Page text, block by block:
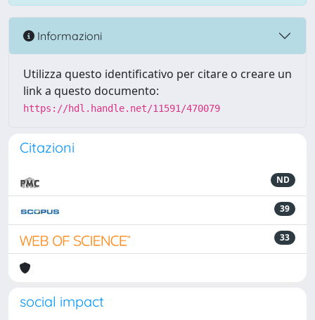
Informazioni
Utilizza questo identificativo per citare o creare un
link a questo documento:
https://hdl.handle.net/11591/470079
Citazioni
ND
39
33
social impact